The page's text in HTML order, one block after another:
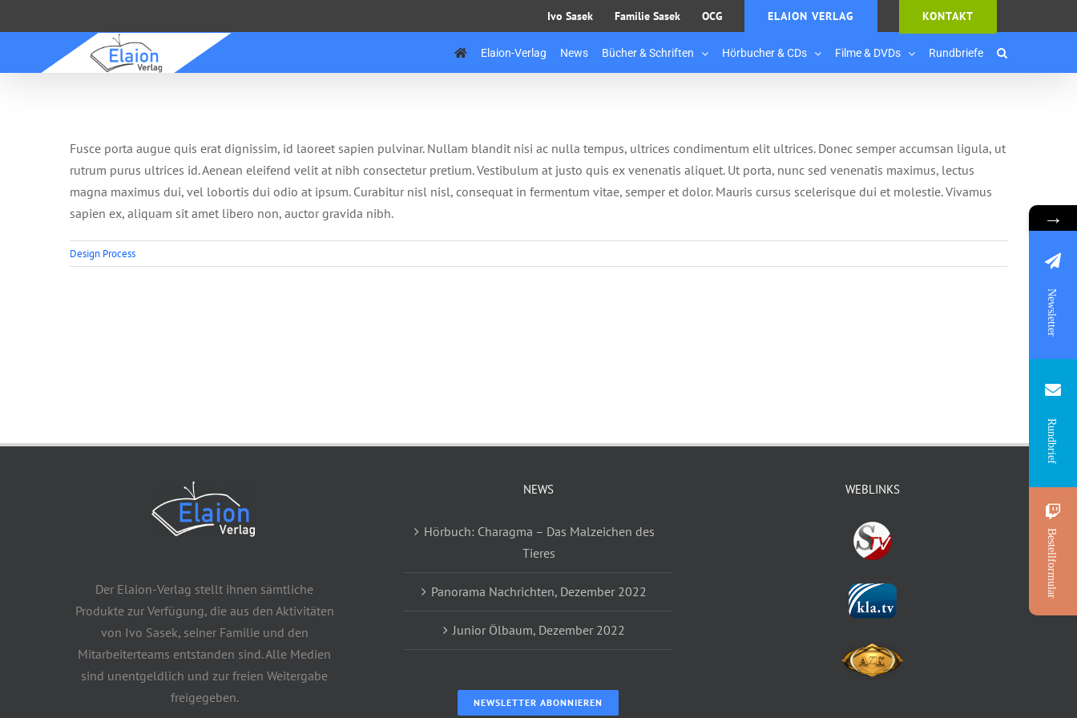
Inhalt
Ivo Sasek Familie Sasek OCG ELAION VERLAG KONTAKT
Elaion-Verlag News Bücher & Schriften Hörbucher & CDs Filme & DVDs Rundbriefe
Fusce porta augue quis erat dignissim, id laoreet sapien pulvinar. Nullam blandit nisi ac nulla tempus, ultrices condimentum elit ultrices. Donec semper accumsan ligula, ut
rutrum purus ultrices id. Aenean eleifend velit at nibh consectetur pretium. Vestibulum at justo quis ex venenatis aliquet. Ut porta, nunc sed venenatis maximus, lectus
magna maximus dui, vel lobortis dui odio at ipsum. Curabitur nisl nisl, consequat in fermentum vitae, semper et dolor. Mauris cursus scelerisque dui et molestie. Vivamus
sapien ex, aliquam sit amet libero non, auctor gravida nibh.
Design Process
Der Elaion-Verlag stellt ihnen sämtliche
Produkte zur Verfügung, die aus den Aktivitäten
von Ivo Sasek, seiner Familie und den
Mitarbeiterteams entstanden sind. Alle Medien
sind unentgeldlich und zur freien Weitergabe
freigegeben.
NEWS
Hörbuch: Charagma – Das Malzeichen des
Tieres
Panorama Nachrichten, Dezember 2022
Junior Ölbaum, Dezember 2022
NEWSLETTER ABONNIEREN
WEBLINKS
→
Newsletter
Rundbrief
Bestellformular